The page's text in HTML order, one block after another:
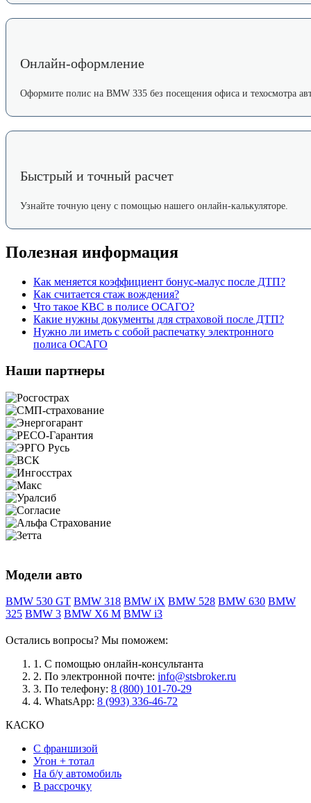
Онлайн-оформление
Оформите полис на BMW 335 без посещения офиса и техосмотра
Быстрый и точный расчет
Узнайте точную цену с помощью нашего онлайн-калькуляторе.
Полезная информация
Как меняется коэффициент бонус-малус после ДТП?
Как считается стаж вождения?
Что такое КВС в полисе ОСАГО?
Какие нужны документы для страховой после ДТП?
Нужно ли иметь с собой распечатку электронного
полиса ОСАГО
Наши партнеры
Модели авто
BMW 530 GT BMW 318 BMW iX BMW 528 BMW 630 BMW
325 BMW 3 BMW X6 M BMW i3
Остались вопросы? Мы поможем:
1. С помощью онлайн-консультанта
2. По электронной почте: info@stsbroker.ru
3. По телефону: 8 (800) 101-70-29
4. WhatsApp: 8 (993) 336-46-72
КАСКО
С франшизой
Угон + тотал
На б/у автомобиль
В рассрочку